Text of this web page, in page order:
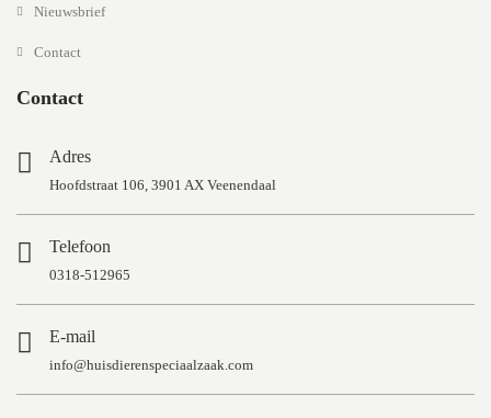
Nieuwsbrief
Contact
Contact
Adres
Hoofdstraat 106, 3901 AX Veenendaal
Telefoon
0318-512965
E-mail
info@huisdierenspeciaalzaak.com